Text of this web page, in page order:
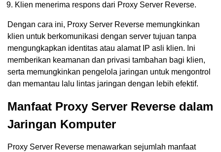
Klien menerima respons dari Proxy Server Reverse.
Dengan cara ini, Proxy Server Reverse memungkinkan
klien untuk berkomunikasi dengan server tujuan tanpa
mengungkapkan identitas atau alamat IP asli klien. Ini
memberikan keamanan dan privasi tambahan bagi klien,
serta memungkinkan pengelola jaringan untuk mengontrol
dan memantau lalu lintas jaringan dengan lebih efektif.
Manfaat Proxy Server Reverse dalam
Jaringan Komputer
Proxy Server Reverse menawarkan sejumlah manfaat